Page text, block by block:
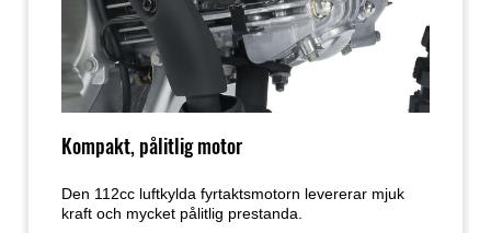
Kompakt, pålitlig motor
Den 112cc luftkylda fyrtaktsmotorn levererar mjuk
kraft och mycket pålitlig prestanda.